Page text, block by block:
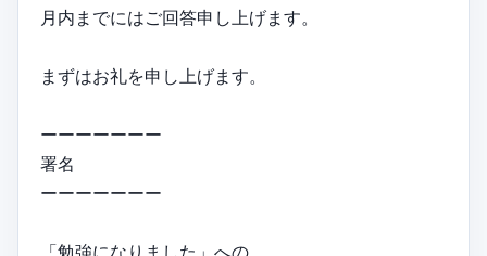
月内までにはご回答申し上げます。
まずはお礼を申し上げます。
ーーーーーーー
署名
ーーーーーーー
「勉強になりました」への